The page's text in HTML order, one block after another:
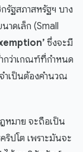
ฐสภาสหรัฐฯ บาง
าดเล็ก (Small
ซึ่งจะมี
กว่าเกณฑ์ที่กำหนด
ำเป็นต้องคำนวณ
หมาย จะถือเป็น
ปโต เพราะมันจะ